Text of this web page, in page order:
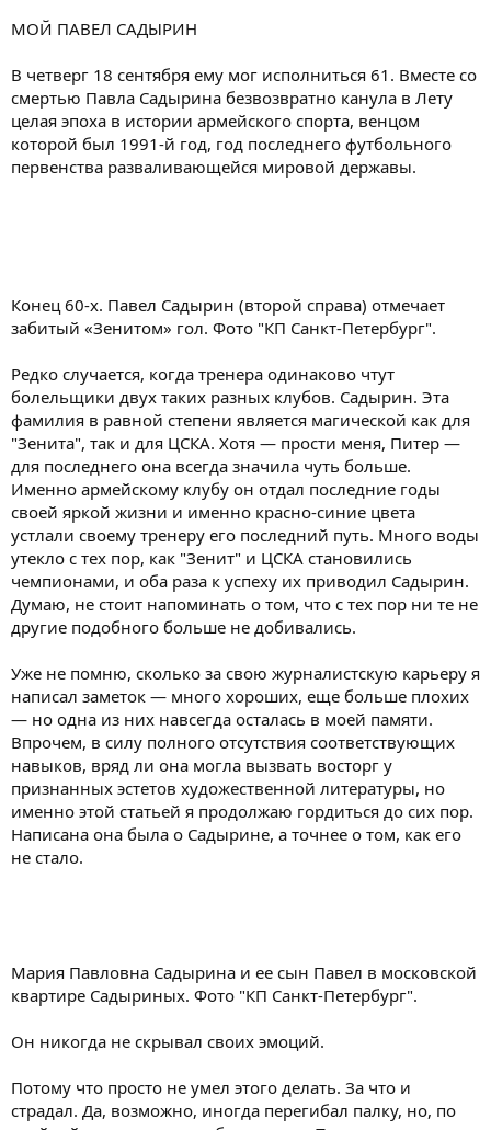
МОЙ ПАВЕЛ САДЫРИН
В четверг 18 сентября ему мог исполниться 61. Вместе со
смертью Павла Садырина безвозвратно канула в Лету
целая эпоха в истории армейского спорта, венцом
которой был 1991-й год, год последнего футбольного
первенства разваливающейся мировой державы.
Конец 60-х. Павел Садырин (второй справа) отмечает
забитый «Зенитом» гол. Фото "КП Санкт-Петербург".
Редко случается, когда тренера одинаково чтут
болельщики двух таких разных клубов. Садырин. Эта
фамилия в равной степени является магической как для
"Зенита", так и для ЦСКА. Хотя — прости меня, Питер —
для последнего она всегда значила чуть больше.
Именно армейскому клубу он отдал последние годы
своей яркой жизни и именно красно-синие цвета
устлали своему тренеру его последний путь. Много воды
утекло с тех пор, как "Зенит" и ЦСКА становились
чемпионами, и оба раза к успеху их приводил Садырин.
Думаю, не стоит напоминать о том, что с тех пор ни те не
другие подобного больше не добивались.
Уже не помню, сколько за свою журналистскую карьеру я
написал заметок — много хороших, еще больше плохих
— но одна из них навсегда осталась в моей памяти.
Впрочем, в силу полного отсутствия соответствующих
навыков, вряд ли она могла вызвать восторг у
признанных эстетов художественной литературы, но
именно этой статьей я продолжаю гордиться до сих пор.
Написана она была о Садырине, а точнее о том, как его
не стало.
Мария Павловна Садырина и ее сын Павел в московской
квартире Садыриных. Фото "КП Санкт-Петербург".
Он никогда не скрывал своих эмоций.
Потому что просто не умел этого делать. За что и
страдал. Да, возможно, иногда перегибал палку, но, по